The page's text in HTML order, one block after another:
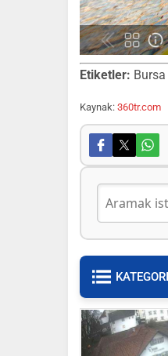
Etiketler:
Kaynak: 360tr.com